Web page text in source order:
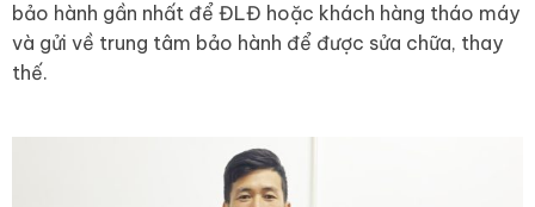
bảo hành gần nhất để ĐLĐ hoặc khách hàng tháo máy
và gửi về trung tâm bảo hành để được sửa chữa, thay
thế.